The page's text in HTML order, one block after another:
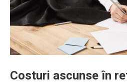
Costuri ascunse în